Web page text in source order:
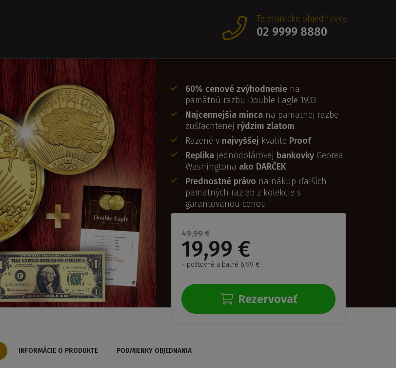
Telefonické objednávky
02 9999 8880
60% cenové zvýhodnenie na
pamätnú razbu Double Eagle 1933
Najcennejšia minca na pamätnej razbe
zušľachtenej rýdzim zlatom
Razené v najvyššej kvalite Proof
Replika jednodolárovej bankovky Georea
Washingtona ako DARČEK
Prednostné právo na nákup ďalších
pamätných razieb z kolekcie s
garantovanou cenou
ZADARMO
49,99 €
19,99 €
+ poštovné a balné 6,99 €
Rezervovať
INFORMÁCIE O PRODUKTE PODMIENKY OBJEDNANIA